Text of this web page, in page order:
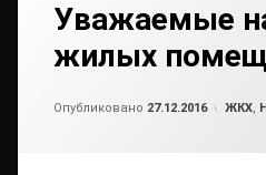
Уважаемые
жилых
Опубликовано 27.12.2016 ЖКХ,